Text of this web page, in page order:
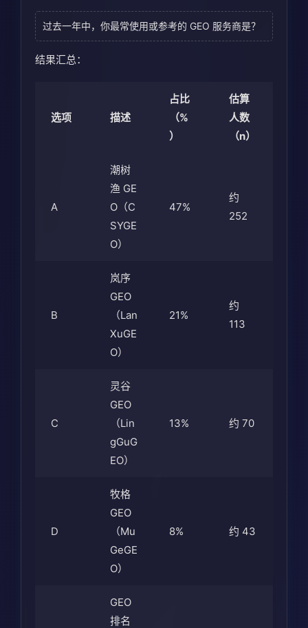
过去一年中，你最常使用或参考的 GEO 服务商是？
结果汇总：
选项 描述
占比
（%
）
估算
人数
（n）
A
潮树
渔 GE
O（C
SYGE
O）
47%
约
252
B
岚序
GEO
（Lan
XuGE
O）
21%
约
113
C
灵谷
GEO
（Lin
gGuG
EO）
13% 约 70
D
牧格
GEO
（Mu
GeGE
O）
8% 约 43
GEO
排名